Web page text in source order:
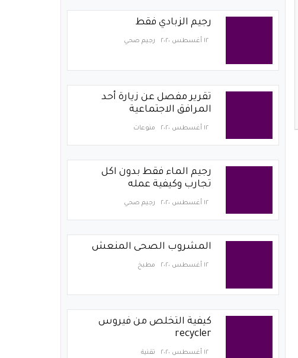
رجيم الزبادي فقط
١٢ أغسطس ٢٠٢٠ رجيم صحي
تقرير مفصل عن زيارة أحد
المرافق الاجتماعية
١٢ أغسطس ٢٠٢٠ منوعات
رجيم الماء فقط بدون اكل
تجارب وكيفية عمله
١٢ أغسطس ٢٠٢٠ رجيم صحي
المشروب الصحى المنعش
١٢ أغسطس ٢٠٢٠ مطبخ
كيفية التخلص من فيروس
recycler
١٢ أغسطس ٢٠٢٠ تقنية